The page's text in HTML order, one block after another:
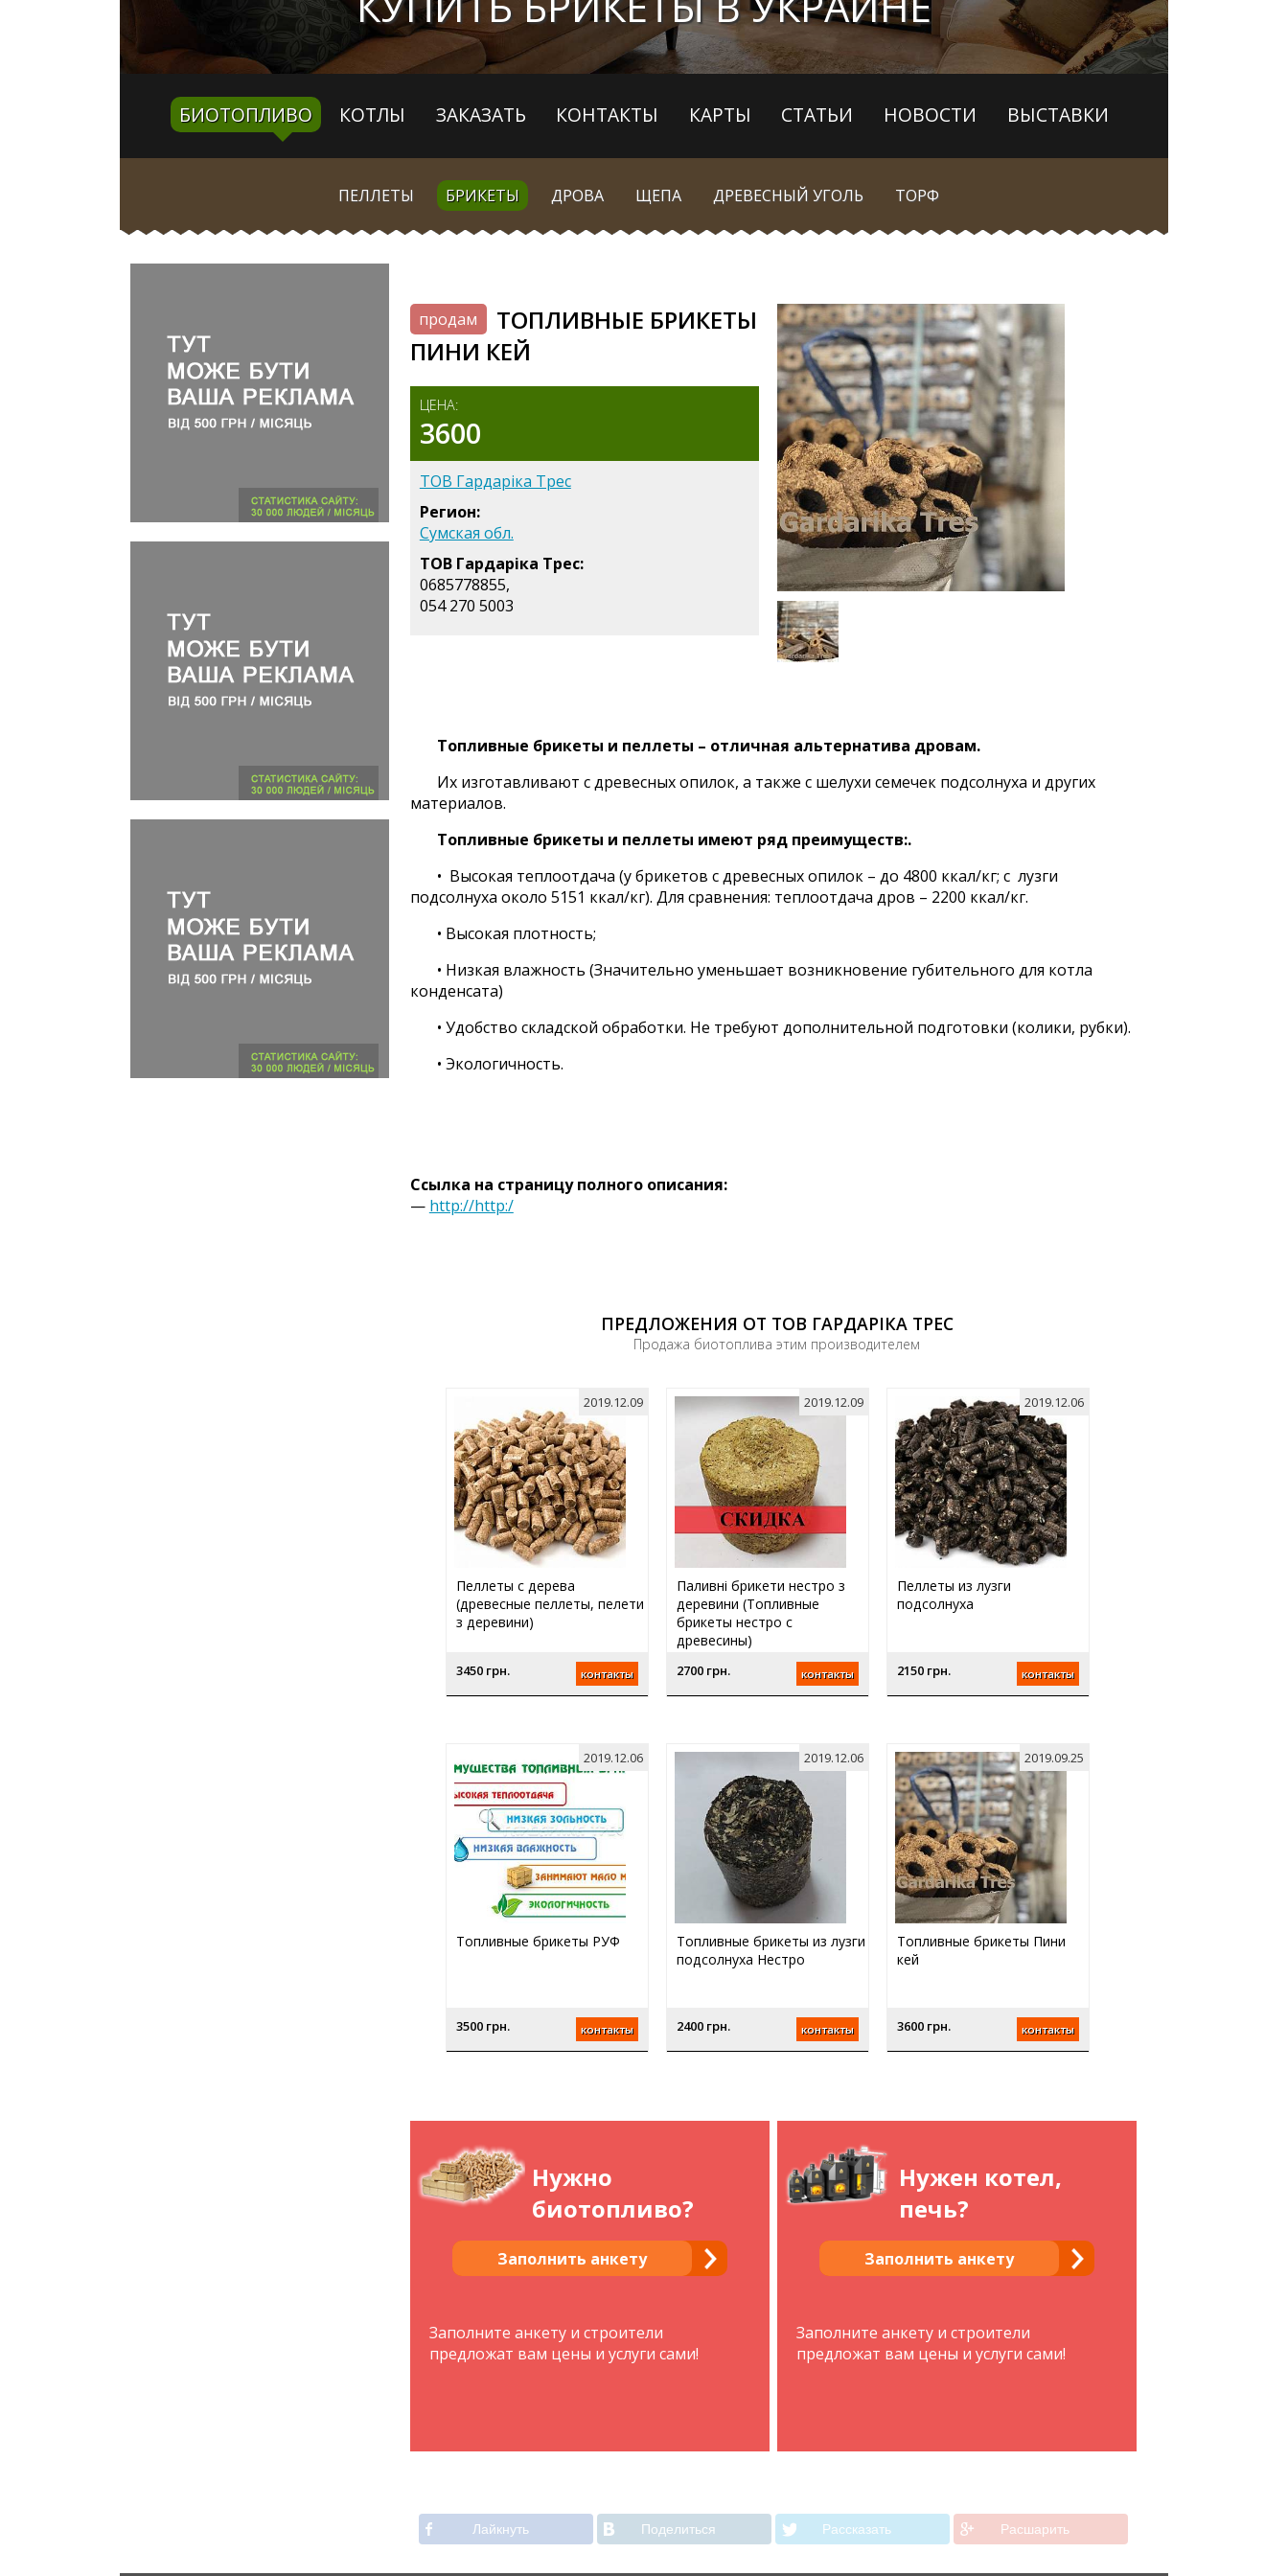
БИОТОПЛИВО КОТЛЫ ЗАКАЗАТЬ КОНТАКТЫ КАРТЫ СТАТЬИ НОВОСТИ ВЫСТАВКИ
ПЕЛЛЕТЫ БРИКЕТЫ ДРОВА ЩЕПА ДРЕВЕСНЫЙ УГОЛЬ ТОРФ
продам
ТОПЛИВНЫЕ БРИКЕТЫ
ПИНИ КЕЙ
ЦЕНА:
3600
ТОВ Гардаріка Трес
Регион:
Сумская обл.
ТОВ Гардаріка Трес:
0685778855,
054 270 5003
Топливные брикеты и пеллеты – отличная альтернатива дровам.
Их изготавливают с древесных опилок, а также с шелухи семечек подсолнуха и других
материалов.
Топливные брикеты и пеллеты имеют ряд преимуществ:.
• Высокая теплоотдача (у брикетов с древесных опилок – до 4800 ккал/кг; с лузги
подсолнуха около 5151 ккал/кг). Для сравнения: теплоотдача дров – 2200 ккал/кг.
• Высокая плотность;
• Низкая влажность (Значительно уменьшает возникновение губительного для котла
конденсата)
• Удобство складской обработки. Не требуют дополнительной подготовки (колики, рубки).
• Экологичность.
Ссылка на страницу полного описания:
— http://http:/
ПРЕДЛОЖЕНИЯ ОТ ТОВ ГАРДАРІКА ТРЕС
Продажа биотоплива этим производителем
Пеллеты с дерева
(древесные пеллеты, пелети
з деревини)
3450 грн. контакты
2019.12.09
Паливні брикети нестро з
деревини (Топливные
брикеты нестро с
древесины)
2700 грн. контакты
2019.12.09
Пеллеты из лузги
подсолнуха
2150 грн. контакты
2019.12.06
Топливные брикеты РУФ
3500 грн. контакты
2019.12.06
Топливные брикеты из лузги
подсолнуха Нестро
2400 грн. контакты
2019.12.06
Топливные брикеты Пини
кей
3600 грн. контакты
2019.09.25
Нужно
биотопливо?
Заполнить анкету
Заполните анкету и строители
предложат вам цены и услуги сами!
Нужен котел,
печь?
Заполнить анкету
Заполните анкету и строители
предложат вам цены и услуги сами!
Лайкнуть Поделиться Рассказать Расшарить